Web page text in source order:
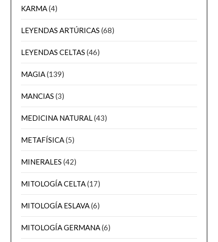
KARMA(4)
LEYENDAS ARTÚRICAS (68)
LEYENDAS CELTAS (46)
MAGIA(139)
MANCIAS (3)
MEDICINA NATURAL(43)
METAFÍSICA(5)
MINERALES (42)
MITOLOGÍA CELTA(17)
MITOLOGÍA ESLAVA(6)
MITOLOGÍA GERMANA(6)